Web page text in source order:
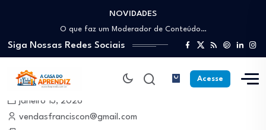
NOVIDADES
Como trabalhar como Estoquista: O guia para…
O que faz um Moderador de Conteúdo…
Como ser um Afiliado de Sucesso trabalhando…
Como dar Aulas Particulares Online e viver…
Profissão Instalador Solar: Como entrar no mercado…
Como trabalhar como Estoquista: O guia para…
O que faz um Moderador de Conteúdo…
Como ser um Afiliado de Sucesso trabalhando…
Siga Nossas Redes Sociais
Acesse
janeiro 13, 2026
vendasfranciscon@gmail.com